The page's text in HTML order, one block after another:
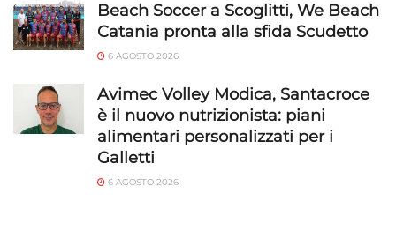
Beach Soccer a Scoglitti, We Beach
Catania pronta alla sfida Scudetto
6 AGOSTO 2026
Avimec Volley Modica, Santacroce
è il nuovo nutrizionista: piani
alimentari personalizzati per i
Galletti
6 AGOSTO 2026